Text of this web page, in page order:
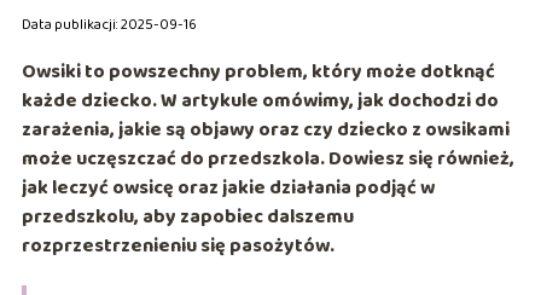
Data publikacji: 2025-09-16
Owsiki to powszechny problem, który może dotknąć
każde dziecko. W artykule omówimy, jak dochodzi do
zarażenia, jakie są objawy oraz czy dziecko z owsikami
może uczęszczać do przedszkola. Dowiesz się również,
jak leczyć owsicę oraz jakie działania podjąć w
przedszkolu, aby zapobiec dalszemu
rozprzestrzenieniu się pasożytów.